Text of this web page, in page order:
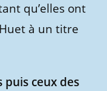
qu’elles ont
à un titre
puis ceux des